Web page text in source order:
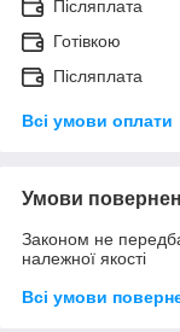
Післяплата
Готівкою
Післяплата
Всі умови оплати
Умови
Законом не
належної якості
Всі умови